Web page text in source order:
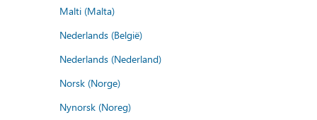
Malti (Malta)
Nederlands (België)
Nederlands (Nederland)
Norsk (Norge)
Nynorsk (Noreg)